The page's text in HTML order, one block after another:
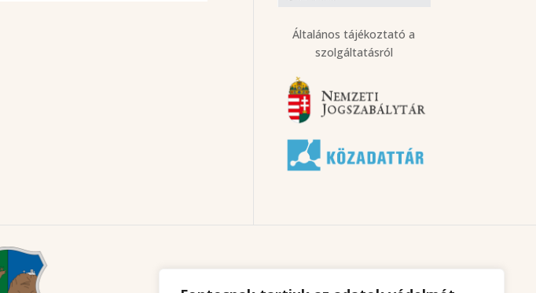
Általános tájékoztató a
szolgáltatásról